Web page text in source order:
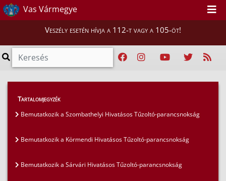
Vas Vármegye
Veszély esetén hívja a 112-t vagy a 105-öt!
Híreink > Mi vigyázunk rátok, Vasiak!
Bemutatkozik a Bejcgyertyánosi Önkéntes Tűzoltó
Tartalomjegyzék
Bemutatkozik a Szombathelyi Hivatásos Tűzoltó-parancsnokság
Bemutatkozik a Körmendi Hivatásos Tűzoltó-parancsnokság
Bemutatkozik a Sárvári Hivatásos Tűzoltó-parancsnokság